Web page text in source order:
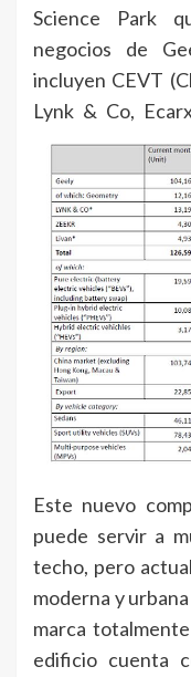
Science Park
negocios de
incluyen CEVT
Lynk & Co,
Este nuevo
puede servir a
techo, pero
moderna y
marca
edificio cuenta